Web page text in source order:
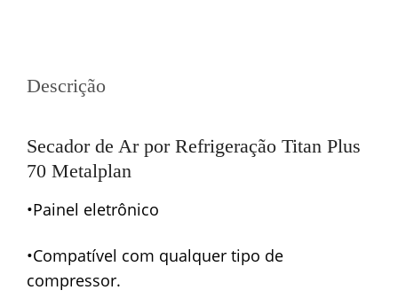
Descrição
Secador de Ar por Refrigeração Titan Plus
70 Metalplan
•Painel eletrônico
•Compatível com qualquer tipo de
compressor.